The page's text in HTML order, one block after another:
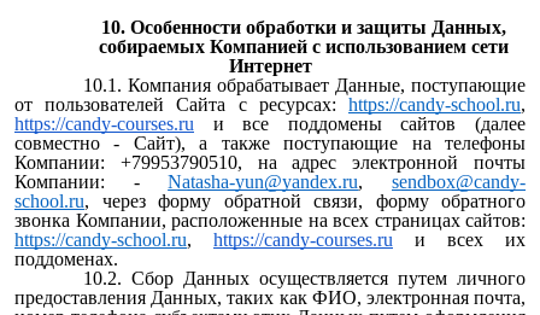
10. Особенности обработки и защиты Данных,
собираемых Компанией с использованием сети
Интернет
10.1. Компания обрабатывает Данные, поступающие
от пользователей Сайта с ресурсах: https://candy-school.ru,
https://candy-courses.ru и все поддомены сайтов (далее
совместно - Cайт), а также поступающие на телефоны
Компании: +79953790510, на адрес электронной почты
Компании: -Natasha-yun@yandex.ru,sendbox@candy-
school.ru, через форму обратной связи, форму обратного
звонка Компании, расположенные на всех страницах сайтов:
https://candy-school.ru, https://candy-courses.ru и всех их
поддоменах.
10.2. Сбор Данных осуществляется путем личного
предоставления Данных, таких как ФИО, электронная почта,